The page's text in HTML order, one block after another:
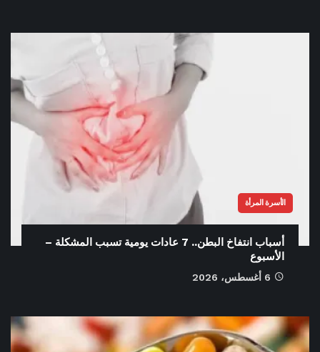
الأسرة المرأة
أسباب انتفاخ البطن.. 7 عادات يومية تسبب المشكلة –
الأسبوع
6 أغسطس، 2026